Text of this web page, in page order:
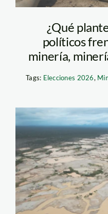
¿Qué
políticos
minería,
Tags: Elecciones 2026,
mineria
– andina